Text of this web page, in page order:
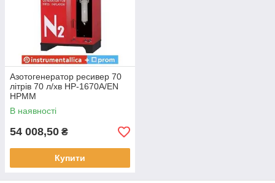
Азотогенератор ресивер 70
літрів 70 л/хв HP-1670A/EN
HPMM
В наявності
54 008,50 ₴
Купити